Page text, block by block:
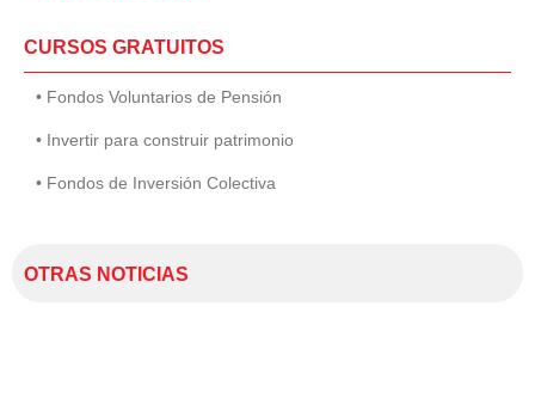
CURSOS GRATUITOS
• Fondos Voluntarios de Pensión
• Invertir para construir patrimonio
• Fondos de Inversión Colectiva
OTRAS NOTICIAS